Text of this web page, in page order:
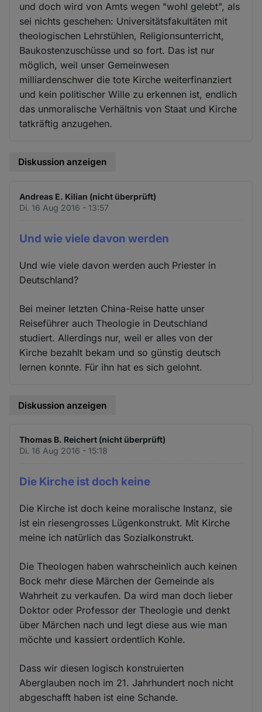
und doch wird von Amts wegen "wohl gelebt", als
sei nichts geschehen: Universitätsfakultäten mit
theologischen Lehrstühlen, Religionsunterricht,
Baukostenzuschüsse und so fort. Das ist nur
möglich, weil unser Gemeinwesen
milliardenschwer die tote Kirche weiterfinanziert
und kein politischer Wille zu erkennen ist, endlich
das unmoralische Verhältnis von Staat und Kirche
tatkräftig anzugehen.
Diskussion anzeigen
Andreas E. Kilian (nicht überprüft)
Di. 16 Aug 2016 - 13:57
Und wie viele davon werden
Und wie viele davon werden auch Priester in
Deutschland?
Bei meiner letzten China-Reise hatte unser
Reiseführer auch Theologie in Deutschland
studiert. Allerdings nur, weil er alles von der
Kirche bezahlt bekam und so günstig deutsch
lernen konnte. Für ihn hat es sich gelohnt.
Diskussion anzeigen
Thomas B. Reichert (nicht überprüft)
Di. 16 Aug 2016 - 15:18
Die Kirche ist doch keine
Die Kirche ist doch keine moralische Instanz, sie
ist ein riesengrosses Lügenkonstrukt. Mit Kirche
meine ich natürlich das Sozialkonstrukt.
Die Theologen haben wahrscheinlich auch keinen
Bock mehr diese Märchen der Gemeinde als
Wahrheit zu verkaufen. Da wird man doch lieber
Doktor oder Professor der Theologie und denkt
über Märchen nach und legt diese aus wie man
möchte und kassiert ordentlich Kohle.
Dass wir diesen logisch konstruierten
Aberglauben noch im 21. Jahrhundert noch nicht
abgeschafft haben ist eine Schande.